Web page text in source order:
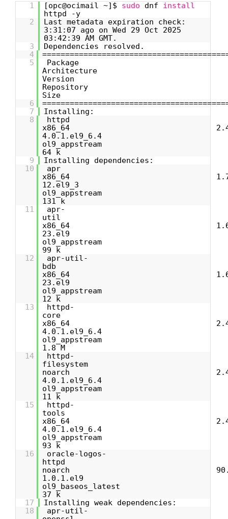
1 [opc@ocimail ~]$ sudo dnf install
httpd -y
2
Last metadata expiration check:
3:31:07 ago on Wed 29 Oct 2025
03:42:39 AM GMT.
3
Dependencies resolved.
4
5
Architecture
Size
6
7
Installing:
8
x86_64
64 k
9
Installing dependencies:
10
x86_64
131 k
11
apr-
x86_64
99 k
12
apr-util-
bdb
x86_64
12 k
13
httpd-
x86_64
1.8 M
14
httpd-
noarch
11 k
15
httpd-
x86_64
93 k
16
oracle-logos-
httpd
noarch
37 k
17
Installing weak dependencies:
18
apr-util-